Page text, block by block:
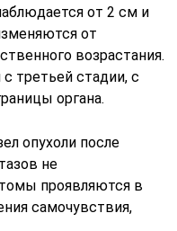
от 2 см и
от
возрастания.
третьей стадии, с
органа.
опухоли после
не
проявляются в
самочувствия,